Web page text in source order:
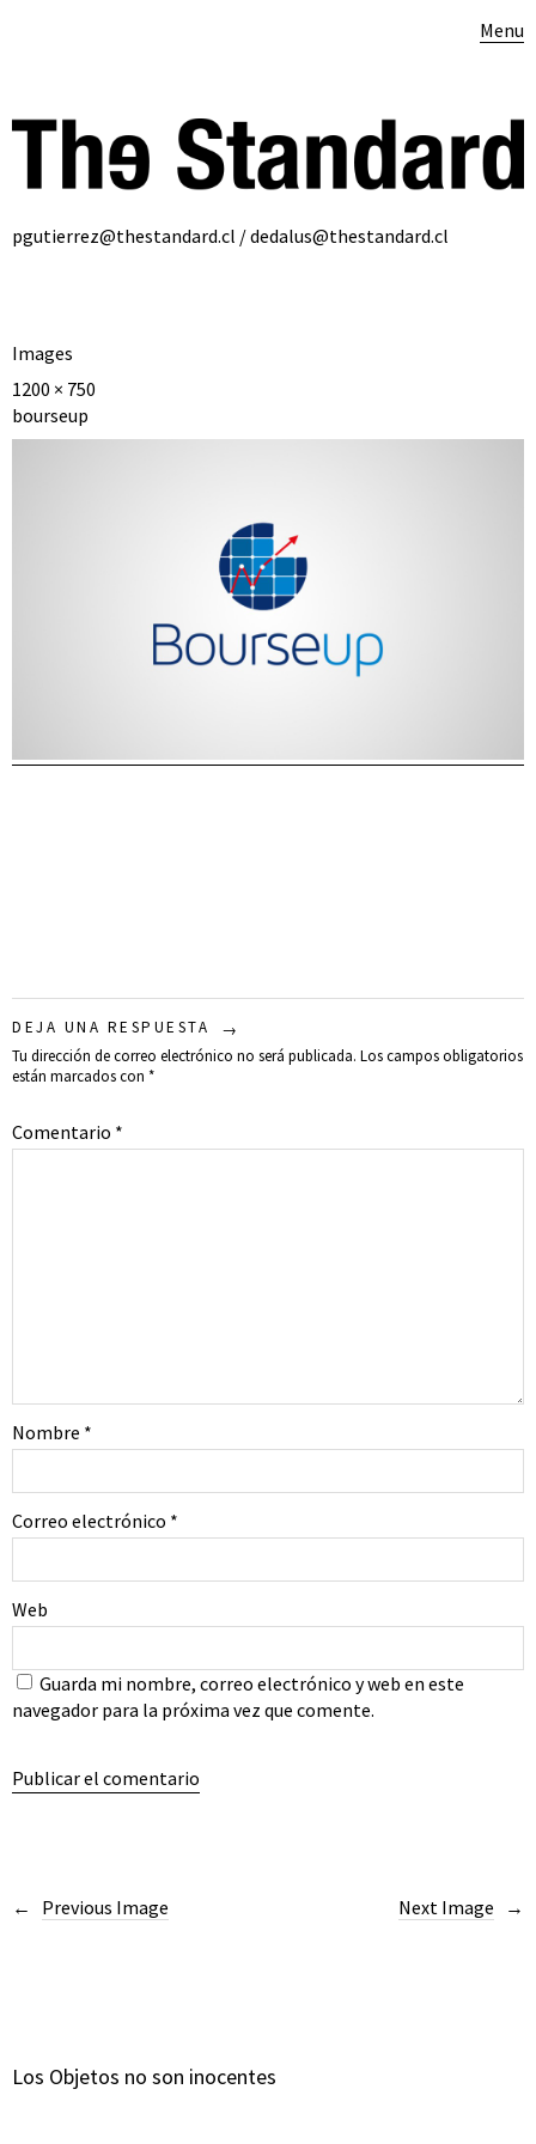
Menu
pgutierrez@thestandard.cl / dedalus@thestandard.cl
Images
1200 × 750
bourseup
DEJA UNA RESPUESTA
Tu dirección de correo electrónico no será publicada. Los campos obligatorios
están marcados con *
Comentario *
Nombre *
Correo electrónico *
Web
Guarda mi nombre, correo electrónico y web en este
navegador para la próxima vez que comente.
Next Image
Previous Image
Los Objetos no son inocentes